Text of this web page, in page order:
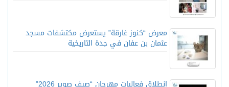
معرض “كنوز غارقة” يستعرض مكتشفات مسجد
عثمان بن عفان في جدة التاريخية